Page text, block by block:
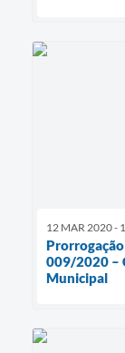
12 MAR 2020 -
Prorrogação
009/2020 –
Municipal